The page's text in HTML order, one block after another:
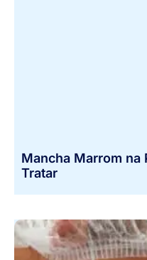
Mancha Marrom na
Tratar